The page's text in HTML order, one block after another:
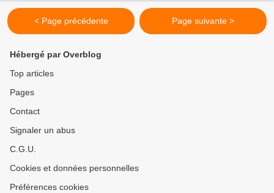
< Page précédente Page suivante >
Hébergé par Overblog
Top articles
Pages
Contact
Signaler un abus
C.G.U.
Cookies et données personnelles
Préférences cookies